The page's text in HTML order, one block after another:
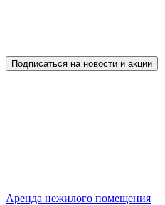
Подписаться на новости и акции
Аренда нежилого помещения